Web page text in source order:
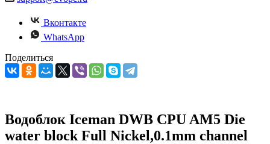
Вконтакте
WhatsApp
Поделиться
Водоблок Iceman DWB CPU AM5 Die
water block Full Nickel,0.1mm channel